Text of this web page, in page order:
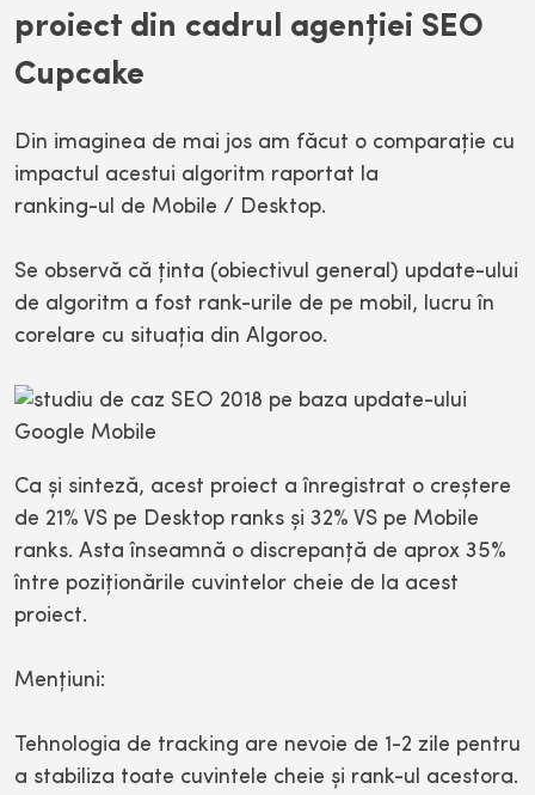
proiect din cadrul agenţiei SEO
Cupcake
Din imaginea de mai jos am făcut o comparaţie cu
impactul acestui algoritm raportat la
ranking-ul de Mobile / Desktop.
Se observă că ţinta (obiectivul general) update-ului
de algoritm a fost rank-urile de pe mobil, lucru în
corelare cu situaţia din Algoroo.
Ca şi sinteză, acest proiect a înregistrat o creştere
de 21% VS pe Desktop ranks şi 32% VS pe Mobile
ranks. Asta înseamnă o discrepanţă de aprox 35%
între poziţionările cuvintelor cheie de la acest
proiect.
Menţiuni:
Tehnologia de tracking are nevoie de 1-2 zile pentru
a stabiliza toate cuvintele cheie şi rank-ul acestora.